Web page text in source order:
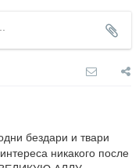
бездари и твари
никакого после